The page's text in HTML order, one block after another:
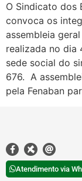
O Sindicato dos
convoca os
assembleia
realizada no dia
sede social do
676. A
pela Fenaban
Atendimento via